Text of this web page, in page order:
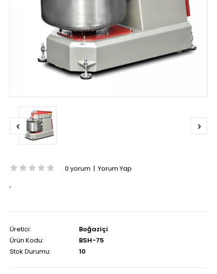
0 yorum | Yorum Yap
,
Üretici:
Boğaziçi
Ürün Kodu:
BSH-75
Stok Durumu:
10